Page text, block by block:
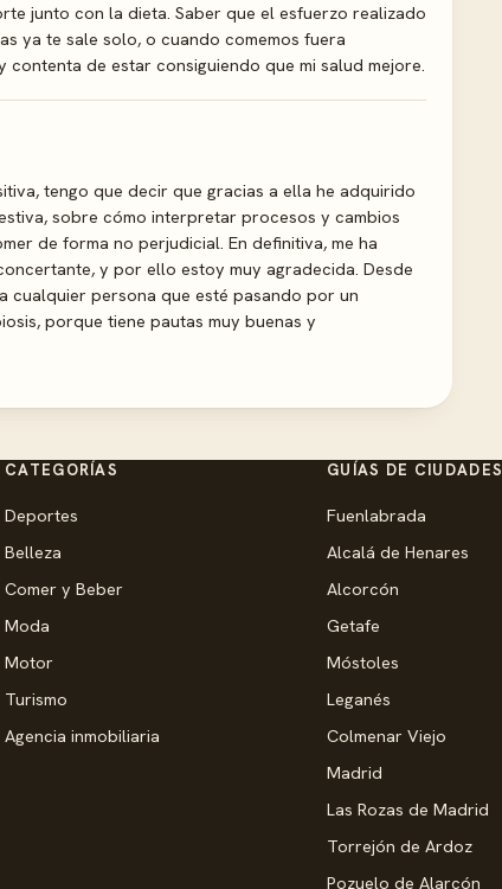
junto con la dieta. Saber que el esfuerzo realizado
ya te sale solo, o cuando comemos fuera
de estar consiguiendo que mi salud mejore.
tengo que decir que gracias a ella he adquirido
sobre cómo interpretar procesos y cambios
de forma no perjudicial. En definitiva, me ha
y por ello estoy muy agradecida. Desde
cualquier persona que esté pasando por un
porque tiene pautas muy buenas y
CATEGORÍAS
Deportes
Belleza
Comer y Beber
Moda
Motor
Turismo
Agencia inmobiliaria
GUÍAS DE CIUDADES
Fuenlabrada
Alcalá de Henares
Alcorcón
Getafe
Móstoles
Leganés
Colmenar Viejo
Madrid
Las Rozas de Madrid
Torrejón de Ardoz
Pozuelo de Alarcón